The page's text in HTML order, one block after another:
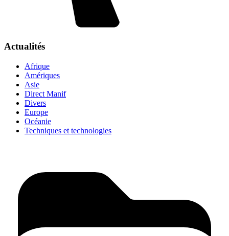
Actualités
Afrique
Amériques
Asie
Direct Manif
Divers
Europe
Océanie
Techniques et technologies